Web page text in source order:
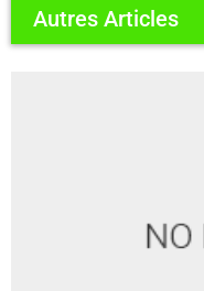
Autres Articles